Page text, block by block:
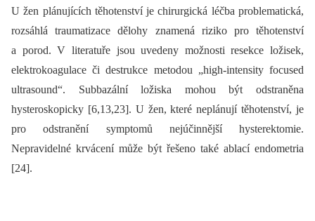
U žen plánujících těhotenství je chirurgická léčba problematická,
rozsáhlá traumatizace dělohy znamená riziko pro těhotenství
a porod. V literatuře jsou uvedeny možnosti resekce ložisek,
elektrokoagulace či destrukce metodou „high-intensity focused
ultrasound“. Subbazální ložiska mohou být odstraněna
hysteroskopicky [6,13,23]. U žen, které neplánují těhotenství, je
pro odstranění symptomů nejúčinnější hysterektomie.
Nepravidelné krvácení může být řešeno také ablací endometria
[24].